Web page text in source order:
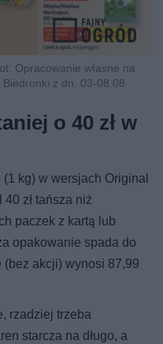
Opracowanie własne na
z dn. 03-08.08
o 40 zł w
kg) w wersjach Original
zł tańsza niż
paczek z kartą lub
opakowanie spada do
akcji) wynosi 87,99
rzadziej trzeba
starcza na długo, a